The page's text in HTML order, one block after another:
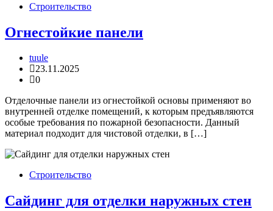
Строительство
Огнестойкие панели
tuule
23.11.2025
0
Отделочные панели из огнестойкой основы применяют во
внутренней отделке помещений, к которым предъявляются
особые требования по пожарной безопасности. Данный
материал подходит для чистовой отделки, в […]
Строительство
Сайдинг для отделки наружных стен